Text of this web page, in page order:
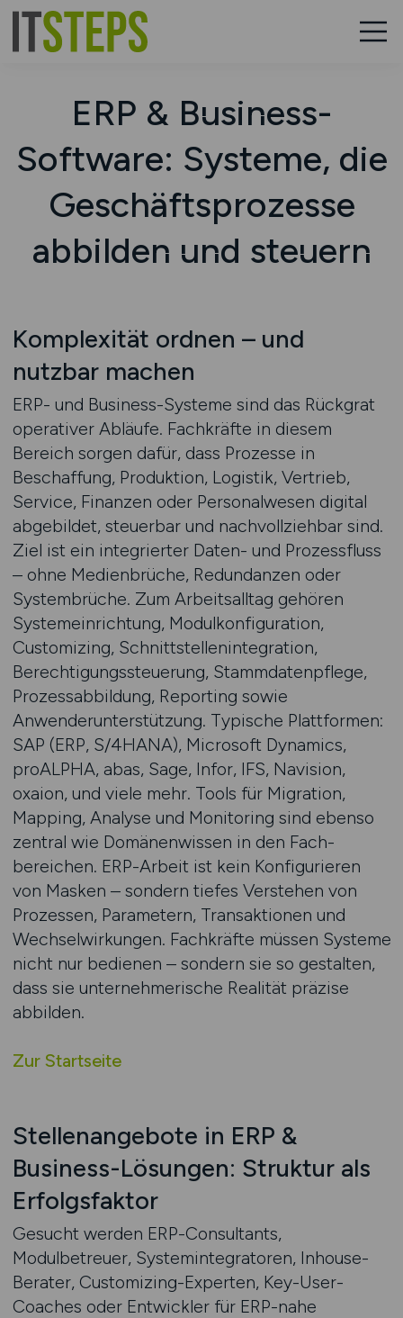
ERP & Business-
Software: Systeme, die
Geschäftsprozesse
abbilden und steuern
Komplexität ordnen – und
nutzbar machen
ERP- und Business-Systeme sind das Rückgrat
operativer Abläufe. Fachkräfte in diesem
Bereich sorgen dafür, dass Prozesse in
Beschaffung, Produktion, Logistik, Vertrieb,
Service, Finanzen oder Personalwesen digital
abgebildet, steuerbar und nachvollziehbar sind.
Ziel ist ein integrierter Daten- und Prozessfluss
– ohne Medienbrüche, Redundanzen oder
Systembrüche. Zum Arbeitsalltag gehören
Systemeinrichtung, Modulkonfiguration,
Customizing, Schnittstellenintegration,
Berechtigungssteuerung, Stammdatenpflege,
Prozessabbildung, Reporting sowie
Anwenderunterstützung. Typische Plattformen:
SAP (ERP, S/4HANA), Microsoft Dynamics,
proALPHA, abas, Sage, Infor, IFS, Navision,
oxaion, und viele mehr. Tools für Migration,
Mapping, Analyse und Monitoring sind ebenso
zentral wie Domänenwissen in den Fach­
bereichen. ERP-Arbeit ist kein Konfigurieren
von Masken – sondern tiefes Verstehen von
Prozessen, Parametern, Transaktionen und
Wechselwirkungen. Fachkräfte müssen Systeme
nicht nur bedienen – sondern sie so gestalten,
dass sie unternehmerische Realität präzise
abbilden.
Zur Startseite
Stellenangebote in ERP &
Business-Lösungen: Struktur als
Erfolgsfaktor
Gesucht werden ERP-Consultants,
Modulbetreuer, Systemintegratoren, Inhouse-
Berater, Customizing-Experten, Key-User-
Coaches oder Entwickler für ERP-nahe